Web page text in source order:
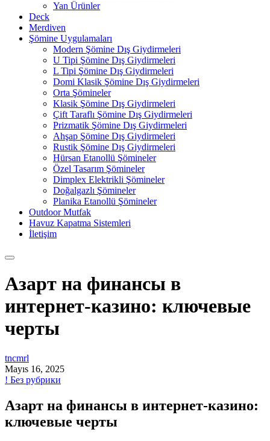
Yan Ürünler
Deck
Merdiven
Şömine Uygulamaları
Modern Şömine Dış Giydirmeleri
U Tipi Şömine Dış Giydirmeleri
L Tipi Şömine Dış Giydirmeleri
Domi Klasik Şömine Dış Giydirmeleri
Orta Şömineler
Klasik Şömine Dış Giydirmeleri
Çift Taraflı Şömine Dış Giydirmeleri
Prizmatik Şömine Dış Giydirmeleri
Ahşap Şömine Dış Giydirmeleri
Rustik Şömine Dış Giydirmeleri
Hürsan Etanollü Şömineler
Özel Tasarım Şömineler
Dimplex Elektrikli Şömineler
Doğalgazlı Şömineler
Planika Etanollü Şömineler
Outdoor Mutfak
Havuz Kapatma Sistemleri
İletişim
Азарт на финансы в
интернет-казино: ключевые
черты
tncmrl
Mayıs 16, 2025
! Без рубрики
Азарт на финансы в интернет-казино:
ключевые черты